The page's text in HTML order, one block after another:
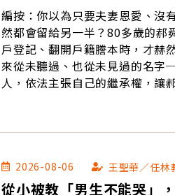
編按：你以為只要夫妻恩愛、沒
然都會留給另一半？80多歲的郝舜也是這麼想的
戶登記、翻開戶籍謄本時，才赫
來從未聽過、也從未見過的名字──妻子的弟弟。
人，依法主張自己的繼承權，讓
不是沒有替彼此打算，只是始
到現實證明，感情可以相守一生，法律卻只
定，未來無子夫妻不必再因這項
往來的親屬手中。 只是，刪除特留分，真的就代表另一半一定能保住房子嗎？
2026-08-06 王聖華／任林
從小被教「男生不能哭」